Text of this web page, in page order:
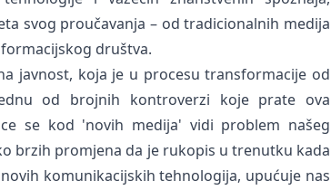
svog proučavanja – od tradicionalnih medija
društva.
javnost, koja je u procesu transformacije od
od brojnih kontroverzi koje prate ova
se kod 'novih medija' vidi problem našeg
brzih promjena da je rukopis u trenutku kada
komunikacijskih tehnologija, upućuje nas